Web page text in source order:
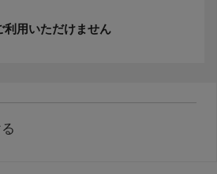
利用いただけません